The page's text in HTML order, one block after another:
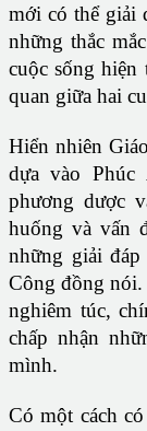
mới có thể giải
những thắc
cuộc sống
quan giữa hai
Hiển nhiên
dựa vào
phương dược
huống và vấn
những giải
Công đồng
nghiêm túc,
chấp nhận
mình.
Có một cách